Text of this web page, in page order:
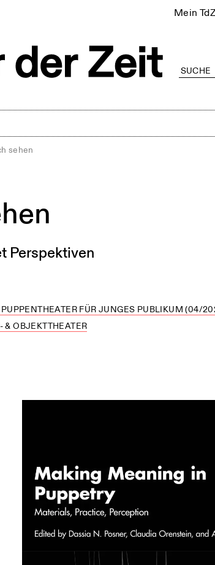
Mein TdZ
sehen
Perspektiven
FÜR JUNGES PUBLIKUM (04/
& OBJEKTTHEATER